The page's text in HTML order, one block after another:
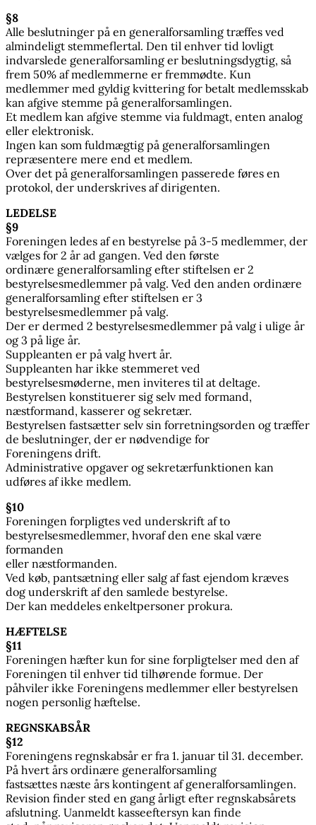
§8
Alle beslutninger på en generalforsamling træffes ved
almindeligt stemmeflertal. Den til enhver tid lovligt
indvarslede generalforsamling er beslutningsdygtig, så
frem 50% af medlemmerne er fremmødte. Kun
medlemmer med gyldig kvittering for betalt medlemsskab
kan afgive stemme på generalforsamlingen.
Et medlem kan afgive stemme via fuldmagt, enten analog
eller elektronisk.
Ingen kan som fuldmægtig på generalforsamlingen
repræsentere mere end et medlem.
Over det på generalforsamlingen passerede føres en
protokol, der underskrives af dirigenten.
LEDELSE
§9
Foreningen ledes af en bestyrelse på 3-5 medlemmer, der
vælges for 2 år ad gangen. Ved den første
ordinære generalforsamling efter stiftelsen er 2
bestyrelsesmedlemmer på valg. Ved den anden ordinære
generalforsamling efter stiftelsen er 3
bestyrelsesmedlemmer på valg.
Der er dermed 2 bestyrelsesmedlemmer på valg i ulige år
og 3 på lige år.
Suppleanten er på valg hvert år.
Suppleanten har ikke stemmeret ved
bestyrelsesmøderne, men inviteres til at deltage.
Bestyrelsen konstituerer sig selv med formand,
næstformand, kasserer og sekretær.
Bestyrelsen fastsætter selv sin forretningsorden og træffer
de beslutninger, der er nødvendige for
Foreningens drift.
Administrative opgaver og sekretærfunktionen kan
udføres af ikke medlem.
§10
Foreningen forpligtes ved underskrift af to
bestyrelsesmedlemmer, hvoraf den ene skal være
formanden
eller næstformanden.
Ved køb, pantsætning eller salg af fast ejendom kræves
dog underskrift af den samlede bestyrelse.
Der kan meddeles enkeltpersoner prokura.
HÆFTELSE
§11
Foreningen hæfter kun for sine forpligtelser med den af
Foreningen til enhver tid tilhørende formue. Der
påhviler ikke Foreningens medlemmer eller bestyrelsen
nogen personlig hæftelse.
REGNSKABSÅR
§12
Foreningens regnskabsår er fra 1. januar til 31. december.
På hvert års ordinære generalforsamling
fastsættes næste års kontingent af generalforsamlingen.
Revision finder sted en gang årligt efter regnskabsårets
afslutning. Uanmeldt kasseeftersyn kan finde